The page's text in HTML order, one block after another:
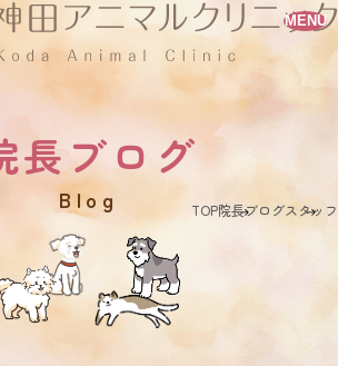
MENU
TOP院長ブログスタッフ
長ブログ
blog